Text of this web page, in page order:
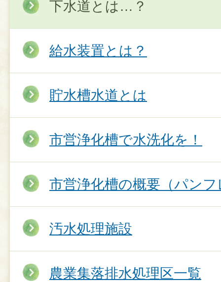
下水道とは…？
給水装置とは？
貯水槽水道とは
市営浄化槽で水洗化を！
市営浄化槽の概要（パン
汚水処理施設
農業集落排水処理区一覧